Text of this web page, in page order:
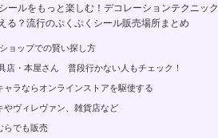
ールをもっと楽しむ！デコレーションテクニック
？流行のぷくぷくシール販売場所まとめ
ョップでの賢い探し方
店・本屋さん 普段行かない人もチェック！
ラならオンラインストアを駆使する
ヴィレヴァン、雑貨店など
らでも販売